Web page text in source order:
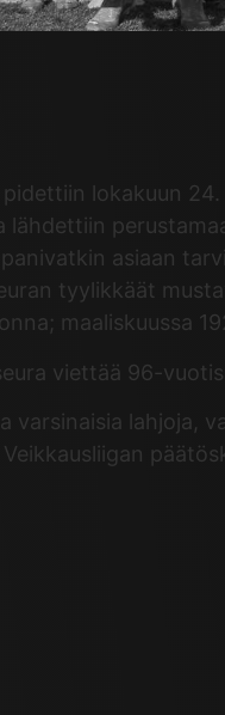
lokakuun
lähdettiin
panivatkin asiaan
tyylikkäät
maaliskuussa
viettää 96-
varsinaisia lahjoja,